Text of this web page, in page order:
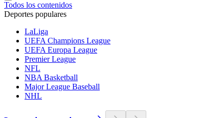
Todos los contenidos
Deportes populares
LaLiga
UEFA Champions League
UEFA Europa League
Premier League
NFL
NBA Basketball
Major League Baseball
NHL